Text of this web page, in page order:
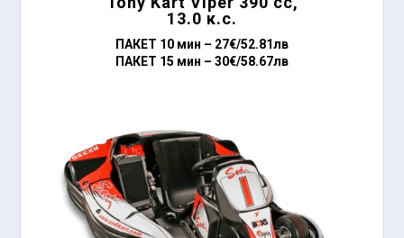
13.0 к.с.
ПАКЕТ 10 мин – 27€/52.81лв
ПАКЕТ 15 мин – 30€/58.67лв